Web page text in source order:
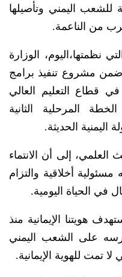
للشعب اليمني وتأصيلها
من الناعمة.
نظمتها،اليوم، الوزارة
ضمن مشروع تنفيذ برامج
في قطاع التعليم العالي
المرحلية الثانية
اليمنية الحديثة.
العلمي، إلى أن الانتماء
مسئولية أخلاقية والتزام
في الحياة اليومية.
هويتنا الإيمانية منذ
على الشعب اليمني
تمت للهوية الإيمانية.